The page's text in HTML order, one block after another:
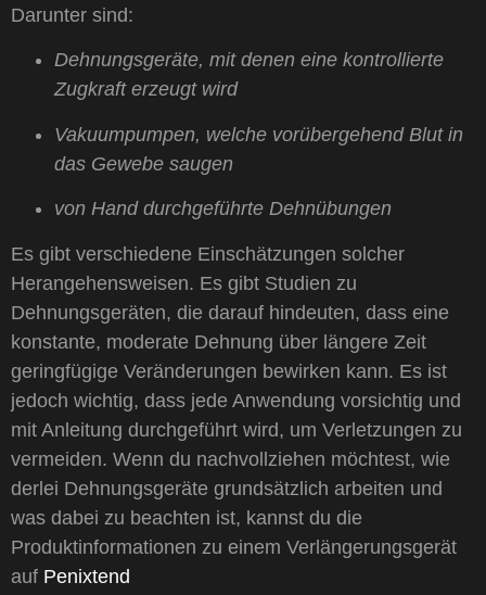
Darunter sind:
Dehnungsgeräte, mit denen eine kontrollierte
Zugkraft erzeugt wird
Vakuumpumpen, welche vorübergehend Blut in
das Gewebe saugen
von Hand durchgeführte Dehnübungen
Es gibt verschiedene Einschätzungen solcher
Herangehensweisen. Es gibt Studien zu
Dehnungsgeräten, die darauf hindeuten, dass eine
konstante, moderate Dehnung über längere Zeit
geringfügige Veränderungen bewirken kann. Es ist
jedoch wichtig, dass jede Anwendung vorsichtig und
mit Anleitung durchgeführt wird, um Verletzungen zu
vermeiden. Wenn du nachvollziehen möchtest, wie
derlei Dehnungsgeräte grundsätzlich arbeiten und
was dabei zu beachten ist, kannst du die
Produktinformationen zu einem Verlängerungsgerät
auf Penixtend